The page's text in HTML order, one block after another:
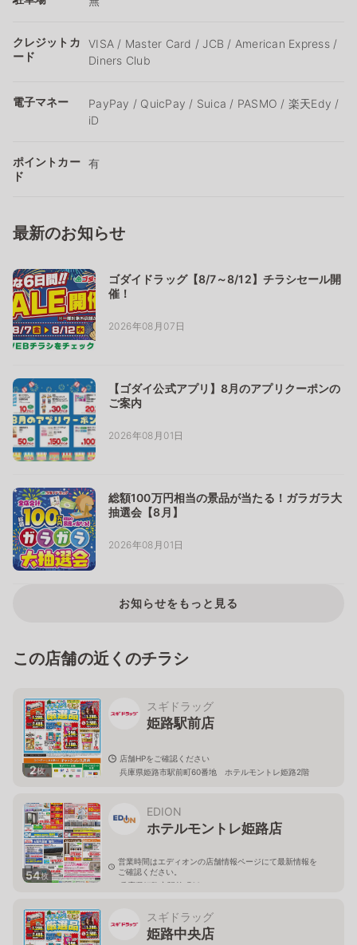
クレジットカ
ード
VISA / Master Card / JCB / American Express /
Diners Club
電子マネー
PayPay / QuicPay / Suica / PASMO / 楽天Edy /
iD
ポイントカー
ド
有
最新のお知らせ
ゴダイドラッグ【8/7～8/12】チラシセール開
催！
2026年08月07日
【ゴダイ公式アプリ】8月のアプリクーポンの
ご案内
2026年08月01日
総額100万円相当の景品が当たる！ガラガラ大
抽選会【8月】
2026年08月01日
お知らせをもっと見る
この店舗の近くのチラシ
2枚
スギドラッグ
姫路駅前店
店舗HPをご確認ください
兵庫県姫路市駅前町60番地 ホテルモントレ姫路2階
54枚
EDION
ホテルモントレ姫路店
営業時間はエディオンの店舗情報ページにて最新情報を
ご確認ください。
兵庫県姫路市駅前町60
スギドラッグ
姫路中央店